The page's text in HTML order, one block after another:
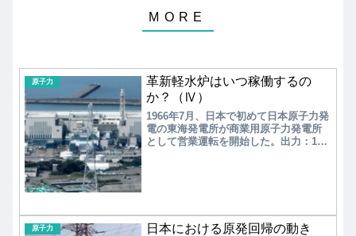
原子力
革新軽水炉はいつ稼働するの
か？（Ⅳ）
1966年7月、日本で初めて日本原子力発
電の東海発電所が商業用原子力発電所
として営業運転を開始した。出力：16.6
（BWR）、米国WHからの技術導入で加
圧水型原子炉（PWR）の設計開発が進
原子力 日本における原発回帰の動き